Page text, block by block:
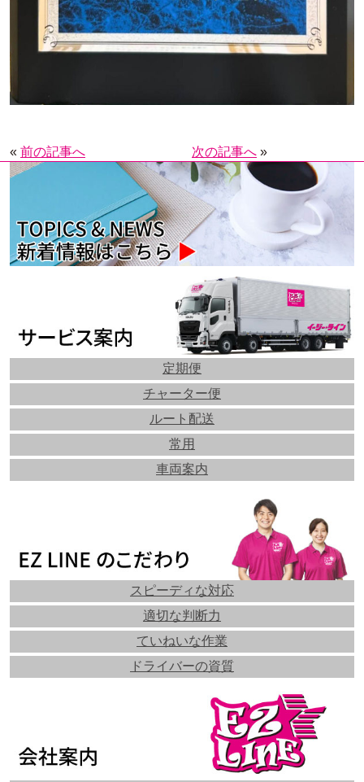
« 前の記事へ 次の記事へ »
定期便
チャーター便
ルート配送
常用
車両案内
スピーディな対応
適切な判断力
ていねいな作業
ドライバーの資質